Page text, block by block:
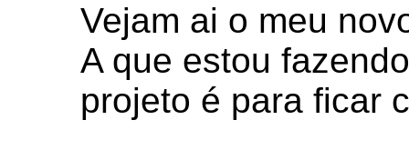
Vejam ai o meu
A que estou
projeto é para ficar